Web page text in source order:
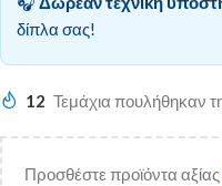
δίπλα σας!
12 Τεμάχια πουλήθηκαν
Προσθέστε προϊόντα αξίας